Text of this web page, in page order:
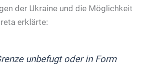
der Ukraine und die Möglichkeit
erklärte:
unbefugt oder in Form